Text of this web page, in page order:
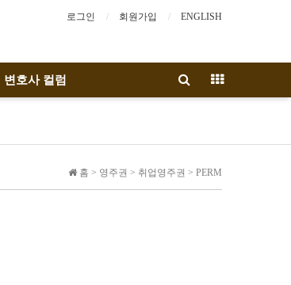
로그인 회원가입 ENGLISH
변호사 컬럼
홈 > 영주권 > 취업영주권 > PERM